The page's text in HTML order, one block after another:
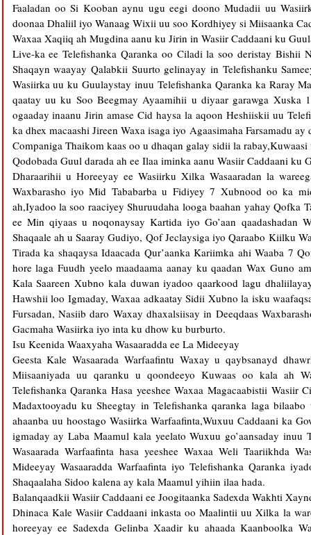
Faaladan oo Si Kooban aynu ugu eegi doono Mudadii uu
doonaa Dhaliil iyo Wanaag Wixii uu soo Kordhiyey si Miisaanka
Waxaa Xaqiiq ah Mugdina aanu ku Jirin in Wasiir Caddaani ku
Live-ka ee Telefishanka Qaranka oo Ciladi la soo deristay Bishii
Shaqayn waayay Qalabkii Suurto gelinayay in Telefishanku
Wasiirka uu ku Guulaystay inuu Telefishanka Qaranka ka Raray
qaatay uu ku Soo Beegmay Ayaamihii u diyaar garawga Xuska
ogaaday inaanu Jirin amase Cid haysa la aqoon Heshiiskii uu
ka dhex macaashi Jireen Waxa isaga iyo Agaasimaha Farsamadu
Companiga Thaikom kaas oo u dhaqan galay sidii la
Qodobada Guul darada ah ee Ilaa iminka aanu Wasiir Caddaani ku
Dharaarihii u Horeeyay ee Wasiirku Xilka Wasaaradan la
Waxbarasho iyo Mid Tababarba u Fidiyey 7 Xubnood oo ka
ah,Iyadoo la soo raaciyey Shuruudaha looga baahan yahay Qofka
ee Min qiyaas u noqonaysay Kartida iyo Go’aan qaadashadan
Shaqaale ah u Saaray Gudiyo, Qof Jeclaysiga iyo Qaraabo Kiilku
Tirada ka shaqaysa Idaacada Qur’aanka Kariimka ahi Waaba 7
hore laga Fuudh yeelo maadaama aanay ku qaadan Wax Guno
Kala Saareen Xubno kala duwan iyadoo qaarkood lagu
Hawshii loo Igmaday, Waxaa adkaatay Sidii Xubno la isku
Fursadan, Nasiib daro Waxay dhaxalsiisay in Deeqdaas
Gacmaha Wasiirka iyo inta ku dhow ku burburto.
Isu Keenida Waaxyaha Wasaaradda ee La Mideeyay
Geesta Kale Wasaarada Warfaafintu Waxay u qaybsanayd
Miisaaniyada uu qaranku u qoondeeyo Kuwaas oo kala ah
Telefishanka Qaranka Hasa yeeshee Waxaa Magacaabistii Wasiir
Madaxtooyadu ku Sheegtay in Telefishanka qaranka laga
ahaanba uu hoostago Wasiirka Warfaafinta,Wuxuu Caddaani ka
igmaday ay Laba Maamul kala yeelato Wuxuu go’aansaday
Wasaarada Warfaafinta hasa yeeshee Waxaa Weli Taariikhda
Mideeyay Wasaaradda Warfaafinta iyo Telefishanka Qaranka
Shaqaalaha Sidoo kalena ay kala Maamul yihiin ilaa hada.
Balanqaadkii Wasiir Caddaani ee Joogitaanka Sadexda Wakhti
Dhinaca Kale Wasiir Caddaani inkasta oo Maalintii uu Xilka la
horeeyay ee Sadexda Gelinba Xaadir ku ahaada Kaanboolka